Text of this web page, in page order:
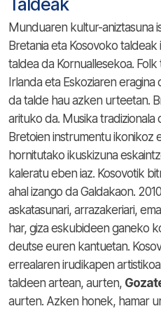
Munduaren kultur-aniztasuna
Bretania eta Kosovoko taldeak
taldea da Kornuallesekoa.
Irlanda eta Eskoziaren
da talde hau azken urteetan.
arituko da. Musika
Bretoien instrumentu ikonikoz
hornitutako ikuskizuna
kaleratu eben iaz. Kosovotik
ahal izango da Galdakaon.
askatasunari, arrazakeriari,
har, giza eskubideen ganeko
deutse euren kantuetan.
errealaren irudikapen
taldeen artean, aurten,
aurten. Azken honek, hamar